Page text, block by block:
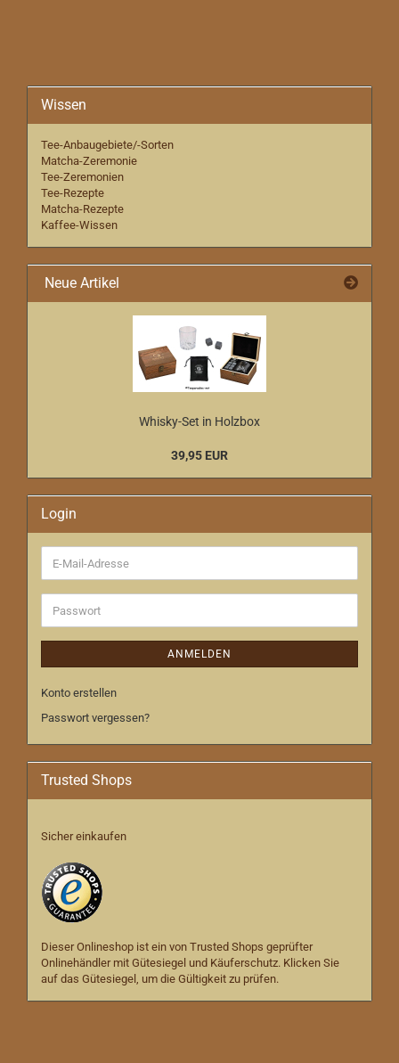
Wissen
Tee-Anbaugebiete/-Sorten
Matcha-Zeremonie
Tee-Zeremonien
Tee-Rezepte
Matcha-Rezepte
Kaffee-Wissen
Neue Artikel
Whisky-Set in Holzbox
39,95 EUR
Login
E-
Mail-
Adresse
Passwort
ANMELDEN
Konto erstellen
Passwort vergessen?
Trusted Shops
Sicher einkaufen
Dieser Onlineshop ist ein von Trusted Shops geprüfter
Onlinehändler mit Gütesiegel und Käuferschutz. Klicken Sie
auf das Gütesiegel, um die Gültigkeit zu prüfen.